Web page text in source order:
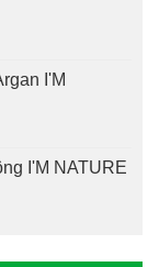
I'M
I'M NATURE